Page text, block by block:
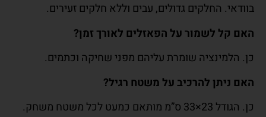
בוודאי. החלקים גדולים, עבים וללא חלקים זעירים.
האם קל לשמור על הפאזלים לאורך זמן?
כן. הלמינציה שומרת עליהם מפני שחיקה וכתמים.
האם ניתן להרכיב על משטח רגיל?
כן. הגודל 23×33 ס”מ מותאם כמעט לכל משטח משחק.